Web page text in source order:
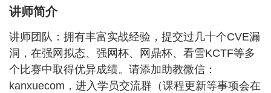
讲师简介
讲师团队：拥有丰富实战经验，提交过几十个CVE漏
洞，在强网拟态、强网杯、网鼎杯、看雪KCTF等多
个比赛中取得优异成绩。请添加助教微信：
kanxuecom，进入学员交流群（课程更新等事项会在